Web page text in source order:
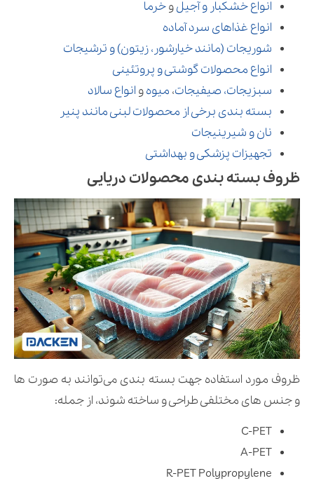
انواع خشکبار و آجیلوخرما
انواع غذاهای سرد آماده
شوریجات (مانند خیارشور، زیتون) و ترشیجات
انواع محصولات گوشتی و پروتئینی
سبزیجات، صیفیجات، میوهو انواع سالاد
بسته بندی برخی از محصولات لبنی مانند پنیر
نان و شیرینیجات
تجهیزات پزشکی و بهداشتی
ظروف بسته بندی محصولات دریایی
ظروف مورد استفاده جهت بسته بندی می‌توانند به صورت ها
و جنس های مختلفی طراحی و ساخته شوند، از جمله:
C-PET
A-PET
R-PET Polypropylene